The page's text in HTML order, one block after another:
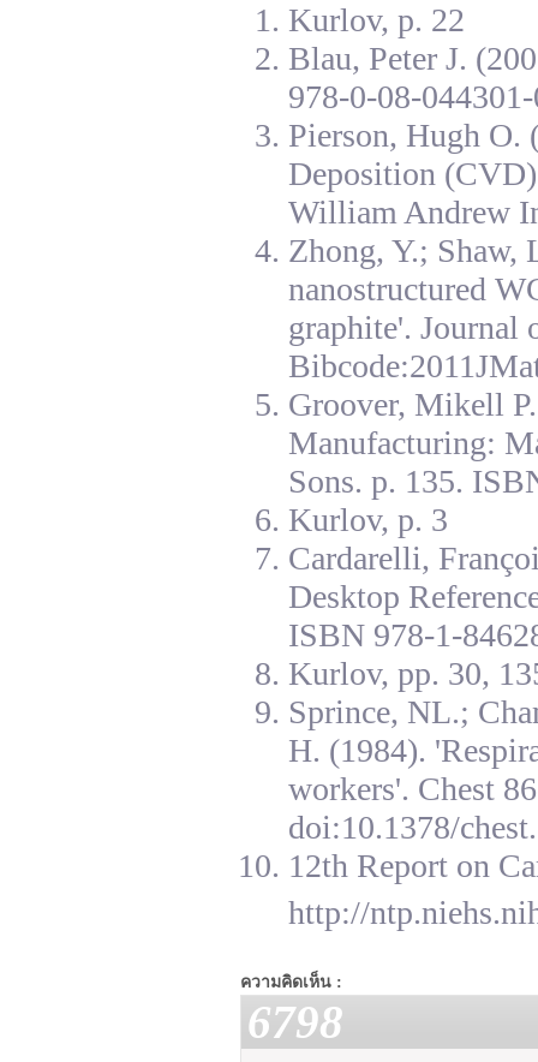
Kurlov, p. 22
Blau, Peter J.
978-0-08-
Pierson, Hugh O.
Deposition
William Andrew
Zhong, Y.; Shaw,
nanostructured
graphite'. Journal
Groover, Mikell
Manufacturing:
Sons. p. 135.
Kurlov, p. 3
Cardarelli,
Desktop
ISBN 978-1-
Kurlov, pp. 30,
Sprince, NL.;
H. (1984).
workers'. Chest
doi:10.1378/
12th Report on
http://
ความคิดเห็น :
6798